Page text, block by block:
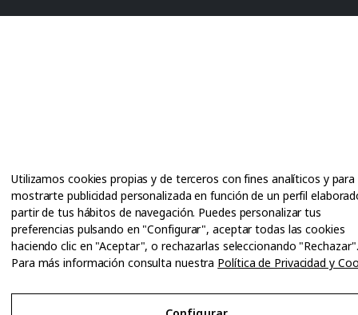
Utilizamos cookies propias y de terceros con fines analíticos y para
mostrarte publicidad personalizada en función de un perfil
partir de tus hábitos de navegación. Puedes personalizar tus
preferencias pulsando en "Configurar", aceptar todas las cookies
haciendo clic en "Aceptar", o rechazarlas seleccionando
Para más información consulta nuestra Política de Privacidad y